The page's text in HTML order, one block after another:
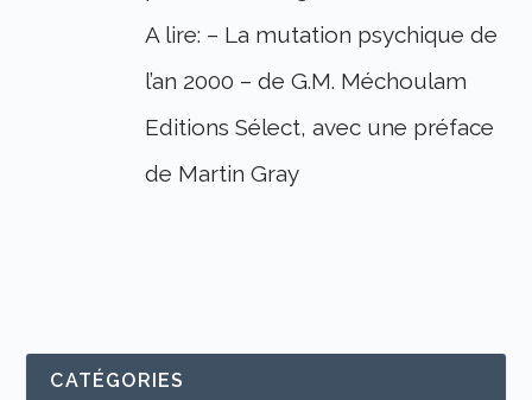
A lire: – La mutation psychique de
l’an 2000 – de G.M. Méchoulam
Editions Sélect, avec une préface
de Martin Gray
CATÉGORIES